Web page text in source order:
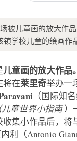
被儿童画的放大作
镇学校儿童的绘画作
儿童画的放大作品。
将在莱里奇举办一
（国际知
儿童世界小指南）
集小作品后，
利（Antonio